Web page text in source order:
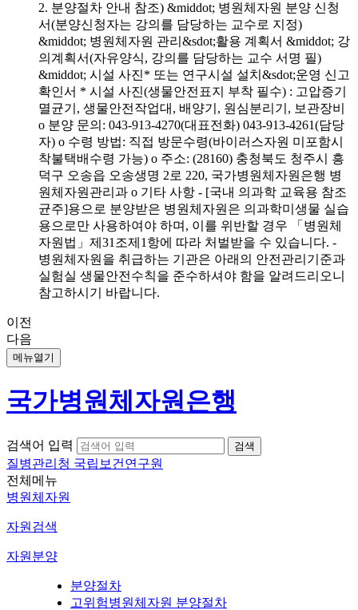
2. 분양절차 안내 참조) &middot; 병원체자원 분양 신청
서(분양신청자는 강의를 담당하는 교수로 지정)
&middot; 병원체자원 관리&sdot;활용 계획서 &middot; 강
의계획서(자유양식, 강의를 담당하는 교수 서명 필)
&middot; 시설 사진* 또는 연구시설 설치&sdot;운영 신고
확인서 * 시설 사진(생물안전표지 부착 필수) : 고압증기
멸균기, 생물안전작업대, 배양기, 원심분리기, 보관장비
o 분양 문의: 043-913-4270(대표전화) 043-913-4261(담당
자) o 수령 방법: 직접 방문수령(바이러스자원 미포함시
착불택배수령 가능) o 주소: (28160) 충청북도 청주시 흥
덕구 오송읍 오송생명 2로 220, 국가병원체자원은행 병
원체자원관리과 o 기타 사항 - [국내 의과학 교육용 참조
균주]용으로 분양받은 병원체자원은 의과학미생물 실습
용으로만 사용하여야 하며, 이를 위반할 경우 「병원체
자원법」제31조제1항에 따라 처벌받을 수 있습니다. -
병원체자원을 취급하는 기관은 아래의 안전관리기준과
실험실 생물안전수칙을 준수하셔야 함을 알려드리오니
참고하시기 바랍니다.
이전
다음
메뉴열기
국가병원체자원은행
검색어 입력
질병관리청 국립보건연구원
전체메뉴
병원체자원
자원검색
자원분양
분양절차
고위험병원체자원 분양절차